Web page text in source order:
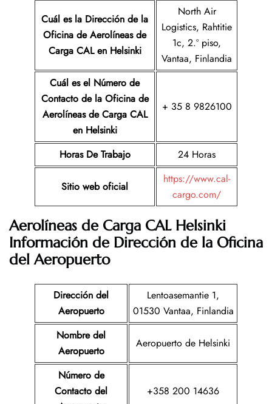
Cuál es la Dirección de la
Oficina de Aerolíneas de
Carga CAL en Helsinki
North Air
Logistics, Rahtitie
1c, 2.º piso,
Vantaa, Finlandia
Cuál es el Número de
Contacto de la Oficina de
Aerolíneas de Carga CAL
en Helsinki
+ 35 8 9826100
Horas De Trabajo 24 Horas
Sitio web oficial
https://www.cal-
cargo.com/
Aerolíneas de Carga CAL Helsinki
Información de Dirección de la Oficina
del Aeropuerto
Dirección del
Aeropuerto
Lentoasemantie 1,
01530 Vantaa, Finlandia
Nombre del
Aeropuerto
Aeropuerto de Helsinki
Número de
Contacto del
+358 200 14636